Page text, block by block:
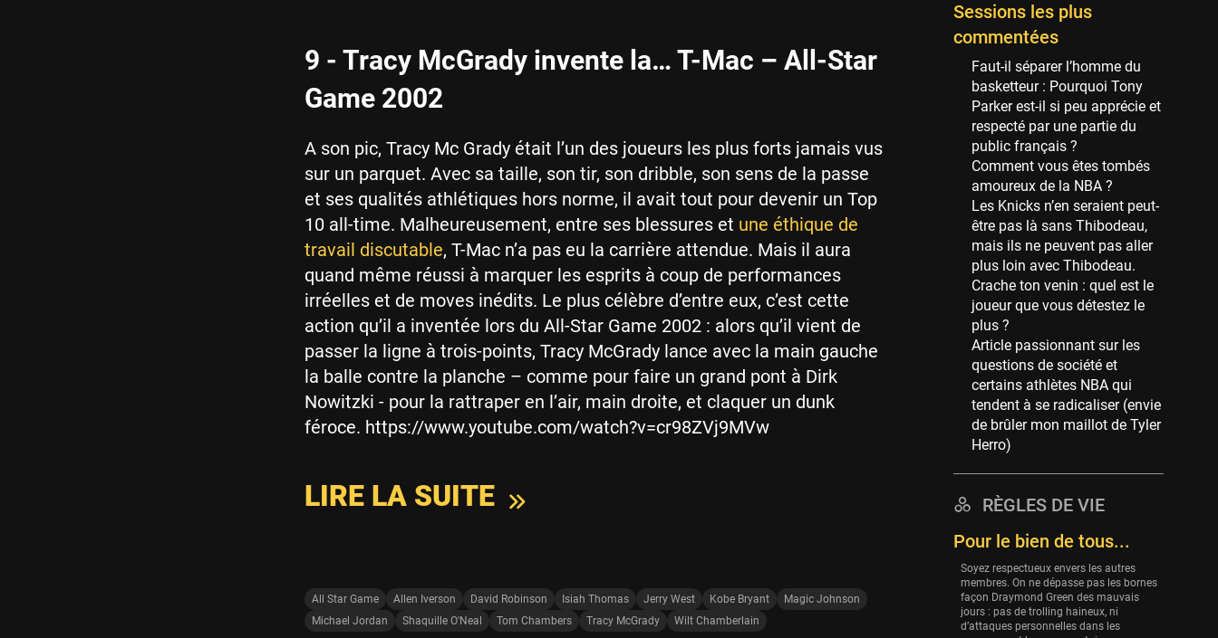
9 - Tracy McGrady invente la… T-Mac – All-Star
Game 2002
A son pic, Tracy Mc Grady était l’un des joueurs les plus forts jamais vus
sur un parquet. Avec sa taille, son tir, son dribble, son sens de la passe
et ses qualités athlétiques hors norme, il avait tout pour devenir un Top
10 all-time. Malheureusement, entre ses blessures et une éthique de
travail discutable, T-Mac n’a pas eu la carrière attendue. Mais il aura
quand même réussi à marquer les esprits à coup de performances
irréelles et de moves inédits. Le plus célèbre d’entre eux, c’est cette
action qu’il a inventée lors du All-Star Game 2002 : alors qu’il vient de
passer la ligne à trois-points, Tracy McGrady lance avec la main gauche
la balle contre la planche – comme pour faire un grand pont à Dirk
Nowitzki - pour la rattraper en l’air, main droite, et claquer un dunk
féroce. https://www.youtube.com/watch?v=cr98ZVj9MVw
LIRE LA SUITE
All Star Game Allen Iverson David Robinson Isiah Thomas Jerry West Kobe Bryant
Magic Johnson
Michael Jordan
Shaquille O'Neal Tom Chambers Tracy McGrady Wilt Chamberlain
New Orleans Pelicans
53 sessions
Jeux Olympiques
52 sessions
Atlanta Hawks
45 sessions
Chicago Bulls
41 sessions
Memphis Grizzlies
39 sessions
Cleveland Cavaliers
Orlando Magic
36 sessions
Euroleague
34 sessions
Charlotte Hornets
32 sessions
31 sessions
Washington Wizards
29 sessions
Portland Trail Blazers
27 sessions
Eurobasket
Sessions les plus
commentées
Faut-il séparer l’homme du
basketteur : Pourquoi Tony
Parker est-il si peu apprécie et
respecté par une partie du
public français ?
Comment vous êtes tombés
amoureux de la NBA ?
Les Knicks n’en seraient peut-
être pas là sans Thibodeau,
mais ils ne peuvent pas aller
plus loin avec Thibodeau.
Crache ton venin : quel est le
joueur que vous détestez le
plus ?
Article passionnant sur les
questions de société et
certains athlètes NBA qui
tendent à se radicaliser (envie
de brûler mon maillot de Tyler
Herro)
RÈGLES DE VIE
Pour le bien de tous...
Soyez respectueux envers les autres
membres. On ne dépasse pas les bornes
façon Draymond Green des mauvais
jours : pas de trolling haineux, ni
d’attaques personnelles dans les